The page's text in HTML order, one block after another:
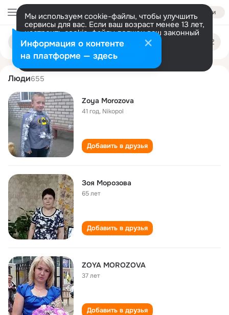
Войти
Мы используем cookie-файлы, чтобы улучшить
сервисы для вас. Если ваш возраст менее 13 лет,
настроить cookie-файлы должен ваш законный
представитель. Больше информации
Разрешить все Настроить
Поиск
людям
zoya morozova
Люди655
Zoya Morozova
41 год, Nikopol
Добавить в друзья
Зоя Морозова
65 лет
Добавить в друзья
ZOYA MOROZOVA
37 лет
Добавить в друзья
Информация о контенте
на платформе — здесь